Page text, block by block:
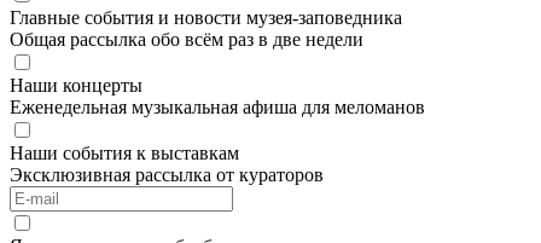
Главные события и новости музея-заповедника
Общая рассылка обо всём раз в две недели
Наши концерты
Еженедельная музыкальная афиша для меломанов
Наши события к выставкам
Эксклюзивная рассылка от кураторов